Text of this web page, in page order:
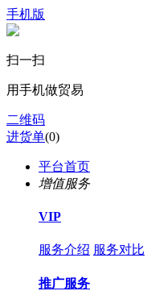
手机版
扫一扫
用手机做贸易
二维码
进货单(0)
平台首页
增值服务
VIP
服务介绍 服务对比
推广服务